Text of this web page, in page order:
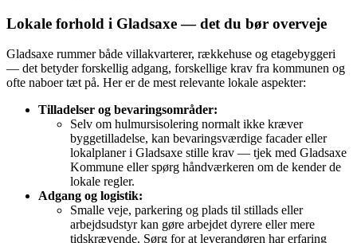
Lokale forhold i Gladsaxe — det du bør overveje
Gladsaxe rummer både villakvarterer, rækkehuse og etagebyggeri
— det betyder forskellig adgang, forskellige krav fra kommunen og
ofte naboer tæt på. Her er de mest relevante lokale aspekter:
Tilladelser og bevaringsområder:
Selv om hulmursisolering normalt ikke kræver
byggetilladelse, kan bevaringsværdige facader eller
lokalplaner i Gladsaxe stille krav — tjek med Gladsaxe
Kommune eller spørg håndværkeren om de kender de
lokale regler.
Adgang og logistik:
Smalle veje, parkering og plads til stillads eller
arbejdsudstyr kan gøre arbejdet dyrere eller mere
tidskrævende. Sørg for at leverandøren har erfaring